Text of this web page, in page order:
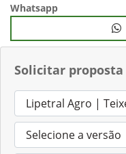
Solicitar proposta
Whatsapp